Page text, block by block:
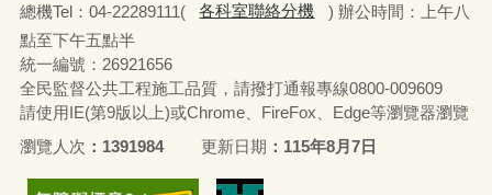
總機Tel：04-22289111(
各科室聯絡分機
) 辦公時間：上午八
點至下午五點半
統一編號：26921656
全民監督公共工程施工品質，請撥打通報專線0800-009609
請使用IE(第9版以上)或Chrome、FireFox、Edge等瀏覽器瀏覽
瀏覽人次
1391984 更新日期 115年8月7日